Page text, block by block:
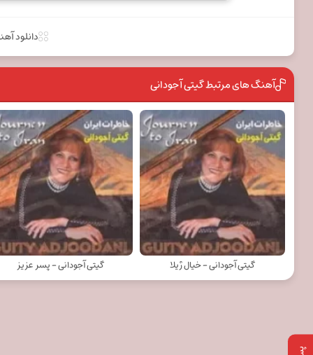
دانلود
آهنگ های مرتبط گیتی آجودانی
گیتی آجودانی - خیال ژیلا گیتی آجودانی - پسر عزیز